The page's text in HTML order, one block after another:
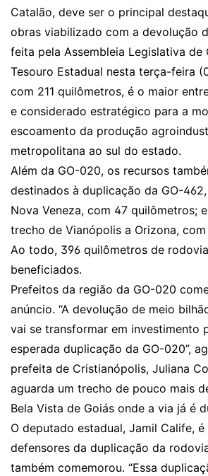
Catalão, deve ser o principal
obras viabilizado com a devolução
feita pela Assembleia Legislativa de
Tesouro Estadual nesta terça-feira
com 211 quilômetros, é o maior
e considerado estratégico para a
escoamento da produção
metropolitana ao sul do estado.
Além da GO-020, os recursos
destinados à duplicação da GO-
Nova Veneza, com 47 quilômetros;
trecho de Vianópolis a Orizona,
Ao todo, 396 quilômetros de
beneficiados.
Prefeitos da região da GO-020
anúncio. “A devolução de meio
vai se transformar em investimento
esperada duplicação da GO-020”,
prefeita de Cristianópolis, Juliana
aguarda um trecho de pouco mais
Bela Vista de Goiás onde a via já é
O deputado estadual, Jamil Calife,
defensores da duplicação da
também comemorou. “Essa